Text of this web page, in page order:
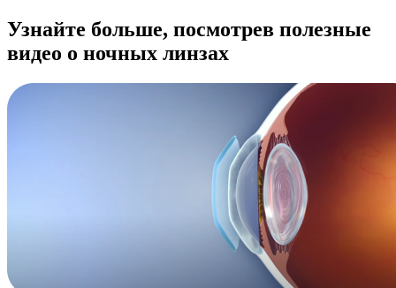
Узнайте больше, посмотрев полезные
видео о ночных линзах